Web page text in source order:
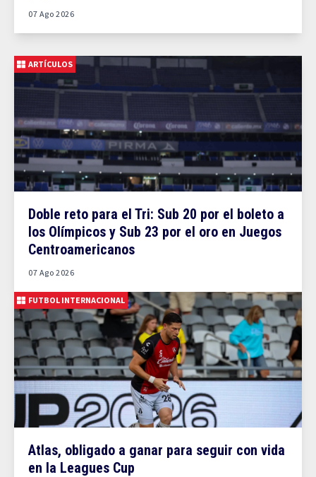
07 Ago 2026
ARTÍCULOS
Doble reto para el Tri: Sub 20 por el boleto a
los Olímpicos y Sub 23 por el oro en Juegos
Centroamericanos
07 Ago 2026
FUTBOL INTERNACIONAL
Atlas, obligado a ganar para seguir con vida
en la Leagues Cup